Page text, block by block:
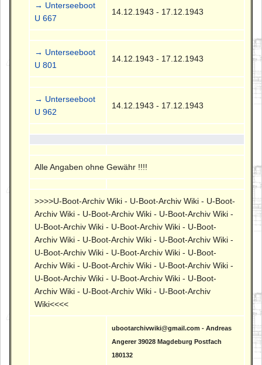
→ Unterseeboot
U 667
14.12.1943 - 17.12.1943
→ Unterseeboot
U 801
14.12.1943 - 17.12.1943
→ Unterseeboot
U 962
14.12.1943 - 17.12.1943
Alle Angaben ohne Gewähr !!!!
>>>>U-Boot-Archiv Wiki - U-Boot-Archiv Wiki - U-Boot-
Archiv Wiki - U-Boot-Archiv Wiki - U-Boot-Archiv Wiki -
U-Boot-Archiv Wiki - U-Boot-Archiv Wiki - U-Boot-
Archiv Wiki - U-Boot-Archiv Wiki - U-Boot-Archiv Wiki -
U-Boot-Archiv Wiki - U-Boot-Archiv Wiki - U-Boot-
Archiv Wiki - U-Boot-Archiv Wiki - U-Boot-Archiv Wiki -
U-Boot-Archiv Wiki - U-Boot-Archiv Wiki - U-Boot-
Archiv Wiki - U-Boot-Archiv Wiki - U-Boot-Archiv
Wiki<<<<
ubootarchivwiki@gmail.com - Andreas
Angerer 39028 Magdeburg Postfach
180132